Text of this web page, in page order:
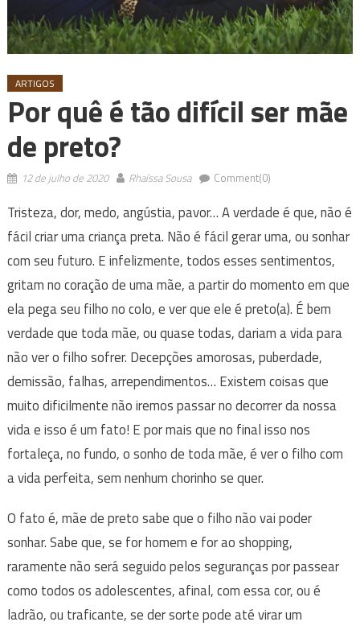
ARTIGOS
Por quê é tão difícil ser mãe
de preto?
12 de julho de 2020 Rhaíssa Sousa Comment(0)
Tristeza, dor, medo, angústia, pavor… A verdade é que, não é
fácil criar uma criança preta. Não é fácil gerar uma, ou sonhar
com seu futuro. E infelizmente, todos esses sentimentos,
gritam no coração de uma mãe, a partir do momento em que
ela pega seu filho no colo, e ver que ele é preto(a). É bem
verdade que toda mãe, ou quase todas, dariam a vida para
não ver o filho sofrer. Decepções amorosas, puberdade,
demissão, falhas, arrependimentos… Existem coisas que
muito dificilmente não iremos passar no decorrer da nossa
vida e isso é um fato! E por mais que no final isso nos
fortaleça, no fundo, o sonho de toda mãe, é ver o filho com
a vida perfeita, sem nenhum chorinho se quer.
O fato é, mãe de preto sabe que o filho não vai poder
sonhar. Sabe que, se for homem e for ao shopping,
raramente não será seguido pelos seguranças por passear
como todos os adolescentes, afinal, com essa cor, ou é
ladrão, ou traficante, se der sorte pode até virar um